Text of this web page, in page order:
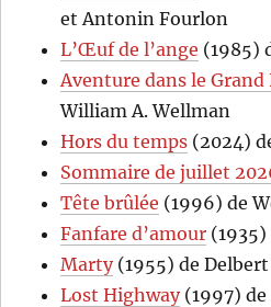
et Antonin Fourlon
L’Œuf de l’ange (1985)
Aventure dans le Grand
William A. Wellman
Hors du temps (2024)
Sommaire de juillet
Tête brûlée (1996) de
Fanfare d’amour
Marty(1955) de
Lost Highway(1997) de